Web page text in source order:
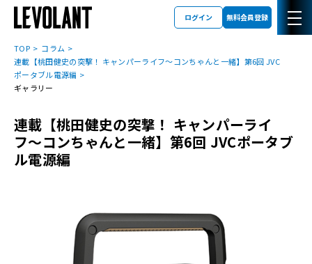
ログイン 無料会員登録
TOP
コラム
連載【桃田健史の突撃！ キャンパーライフ〜コンちゃんと一緒】第6回 JVC
ポータブル電源編
ギャラリー
連載【桃田健史の突撃！ キャンパーライ
フ〜コンちゃんと一緒】第6回 JVCポータブ
ル電源編